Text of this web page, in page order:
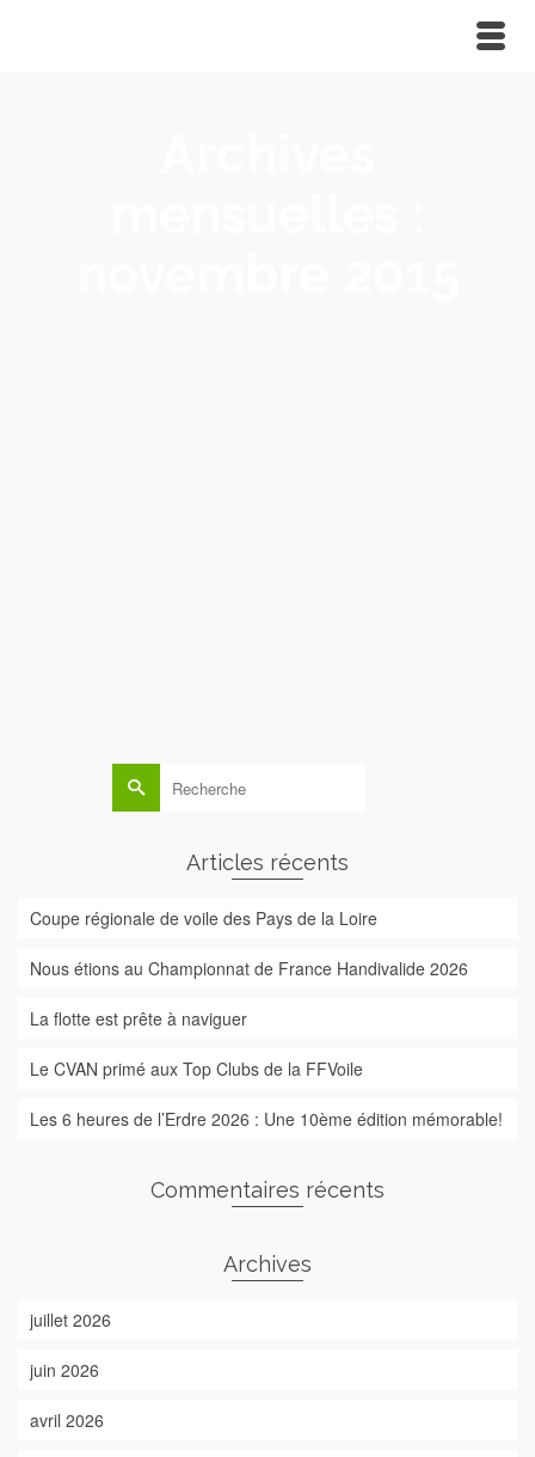
Rechercher :
Articles récents
Coupe régionale de voile des Pays de la Loire
Nous étions au Championnat de France Handivalide 2026
La flotte est prête à naviguer
Le CVAN primé aux Top Clubs de la FFVoile
Les 6 heures de l’Erdre 2026 : Une 10ème édition mémorable!
Commentaires récents
Archives
juillet 2026
juin 2026
avril 2026